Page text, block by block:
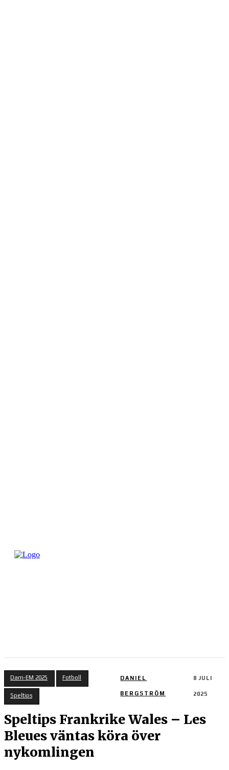
Dam-EM 2025 Fotboll
Speltips
DANIEL
BERGSTRÖM
8 JULI
2025
Speltips Frankrike Wales – Les
Bleues väntas köra över
nykomlingen